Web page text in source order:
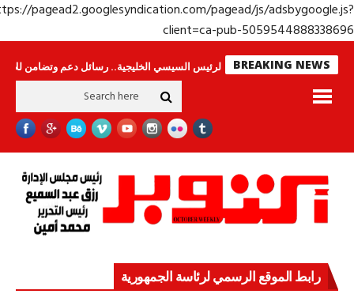
https://pagead2.googlesyndication.com/pagead/js/
client=ca-pub-
BREAKING NEWS
جولة الرئيس السيسي الخليجية.. رسائل دعم وتضامن للأشقاء جهاز
رابط الموقع الرسمي لرئاسة الجمهورية